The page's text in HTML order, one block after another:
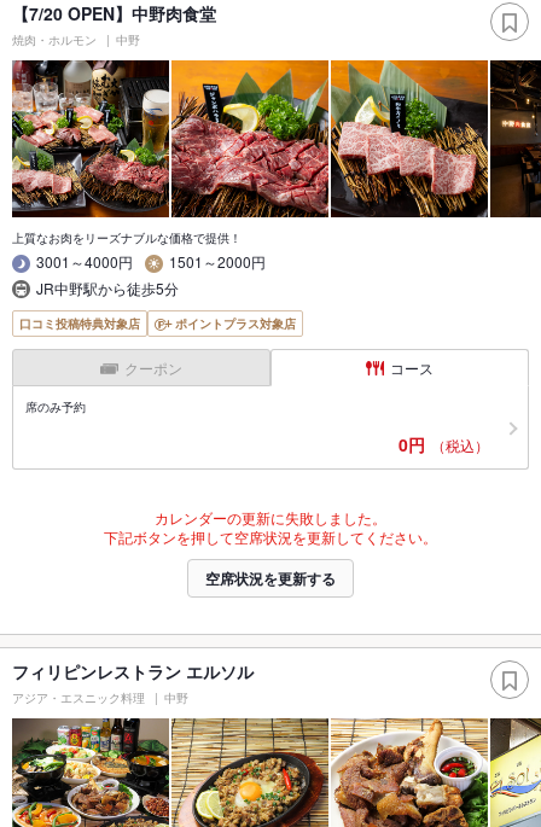
【7/20 OPEN】中野肉食堂
焼肉・ホルモン 中野
上質なお肉をリーズナブルな価格で提供！
3001～4000円
1501～2000円
JR中野駅から徒歩5分
口コミ投稿特典対象店 ポイントプラス対象店
クーポン コース
席のみ予約
0円 （税込）
カレンダーの更新に失敗しました。
下記ボタンを押して空席状況を更新してください。
空席状況を更新する
フィリピンレストラン エルソル
アジア・エスニック料理 中野